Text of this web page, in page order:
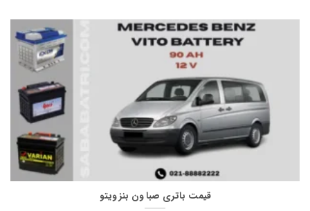
قیمت باتری صبا ون بنز ویتو